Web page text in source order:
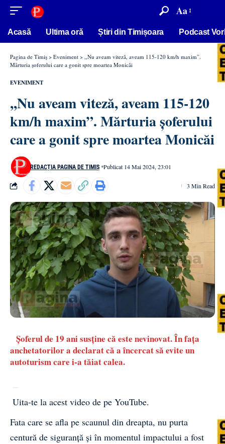
conținut Aa
Acasă Ultima oră Știri din Timișoara Podcast
Pagina de Timiș > Eveniment > ,,Nu aveam viteză, aveam 115-120 km/h maxim”.
Mărturia șoferului care a gonit spre moartea Monicăi
EVENIMENT
,,Nu aveam viteză, aveam 115-120
km/h maxim”. Mărturia șoferului
care a gonit spre moartea Monicăi
REDACȚIA PAGINA DE TIMIȘ Publicat 14 Mai 2024, 23:01
3 Min Read
Șoferul de 19 ani susține că este nevinovat. În fața
anchetatorilor a declarat că a încercat să evite un
autoturism care i-a tăiat calea.
Uita-te la acest video de pe YouTube.
Fata care se afla pe scaunul din dreapta, nu purta
centură de siguranţă şi în momentul impactului a fost